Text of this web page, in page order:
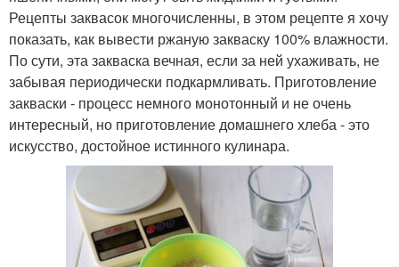
Рецепты заквасок многочисленны, в этом рецепте я хочу
показать, как вывести ржаную закваску 100% влажности.
По сути, эта закваска вечная, если за ней ухаживать, не
забывая периодически подкармливать. Приготовление
закваски - процесс немного монотонный и не очень
интересный, но приготовление домашнего хлеба - это
искусство, достойное истинного кулинара.